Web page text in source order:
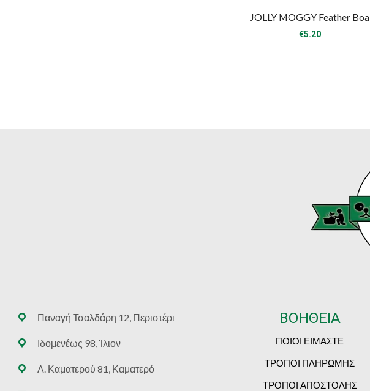
JOLLY MOGGY Feather Boa
€5.20
Παναγή Τσαλδάρη 12, Περιστέρι
Ιδομενέως 98, Ίλιον
Λ. Καματερού 81, Καματερό
ΒΟΗΘΕΙΑ
ΠΟΙΟΙ ΕΙΜΑΣΤΕ
ΤΡΟΠΟΙ ΠΛΗΡΩΜΗΣ
ΤΡΟΠΟΙ ΑΠΟΣΤΟΛΗΣ